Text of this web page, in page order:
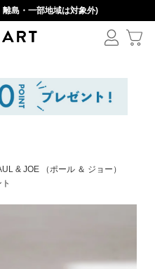
島・一部地域は対象外)
& JOE （ポール ＆ ジョー）